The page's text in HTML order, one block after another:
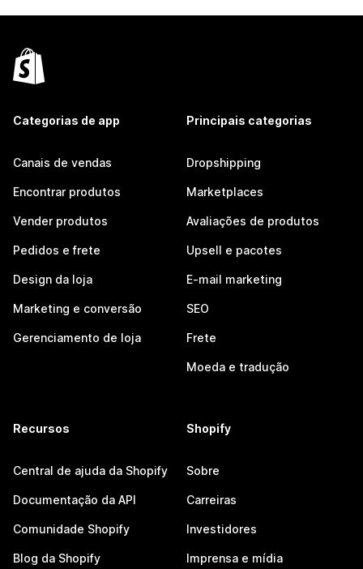
Categorias de app
Canais de vendas
Encontrar produtos
Vender produtos
Pedidos e frete
Design da loja
Marketing e conversão
Gerenciamento de loja
Principais categorias
Dropshipping
Marketplaces
Avaliações de produtos
Upsell e pacotes
E-mail marketing
SEO
Frete
Moeda e tradução
Recursos
Central de ajuda da Shopify
Documentação da API
Comunidade Shopify
Blog da Shopify
Shopify
Sobre
Carreiras
Investidores
Imprensa e mídia